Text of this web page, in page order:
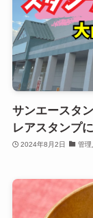
サンエースタ
レアスタンプ
2024年8月2日 管理